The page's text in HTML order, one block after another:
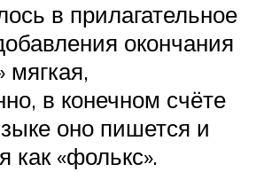
в прилагательное
окончания
мягкая,
в конечном счёте
оно пишется и
как «фолькс».